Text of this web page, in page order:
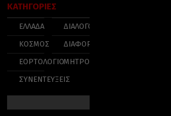
ΚΑΤΗΓΟΡΙΕΣ
ΕΛΛΑΔΑ
ΚΟΣΜΟΣ
ΕΟΡΤΟΛΟΓΙΟ
ΣΥΝΕΝΤΕΥΞΕΙΣ
ΔΙΑΛΟΓΟΣ
ΔΙΑΦΟΡΑ
ΜΗΤΡΟΠΟΛΕΙΣ